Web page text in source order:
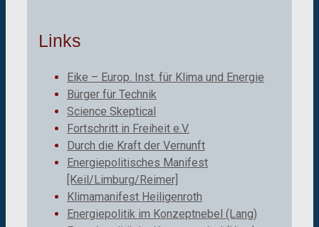
Links
Eike – Europ. Inst. für Klima und Energie
Bürger für Technik
Science Skeptical
Fortschritt in Freiheit e.V.
Durch die Kraft der Vernunft
Energiepolitisches Manifest
[Keil/Limburg/Reimer]
Klimamanifest Heiligenroth
Energiepolitik im Konzeptnebel (Lang)